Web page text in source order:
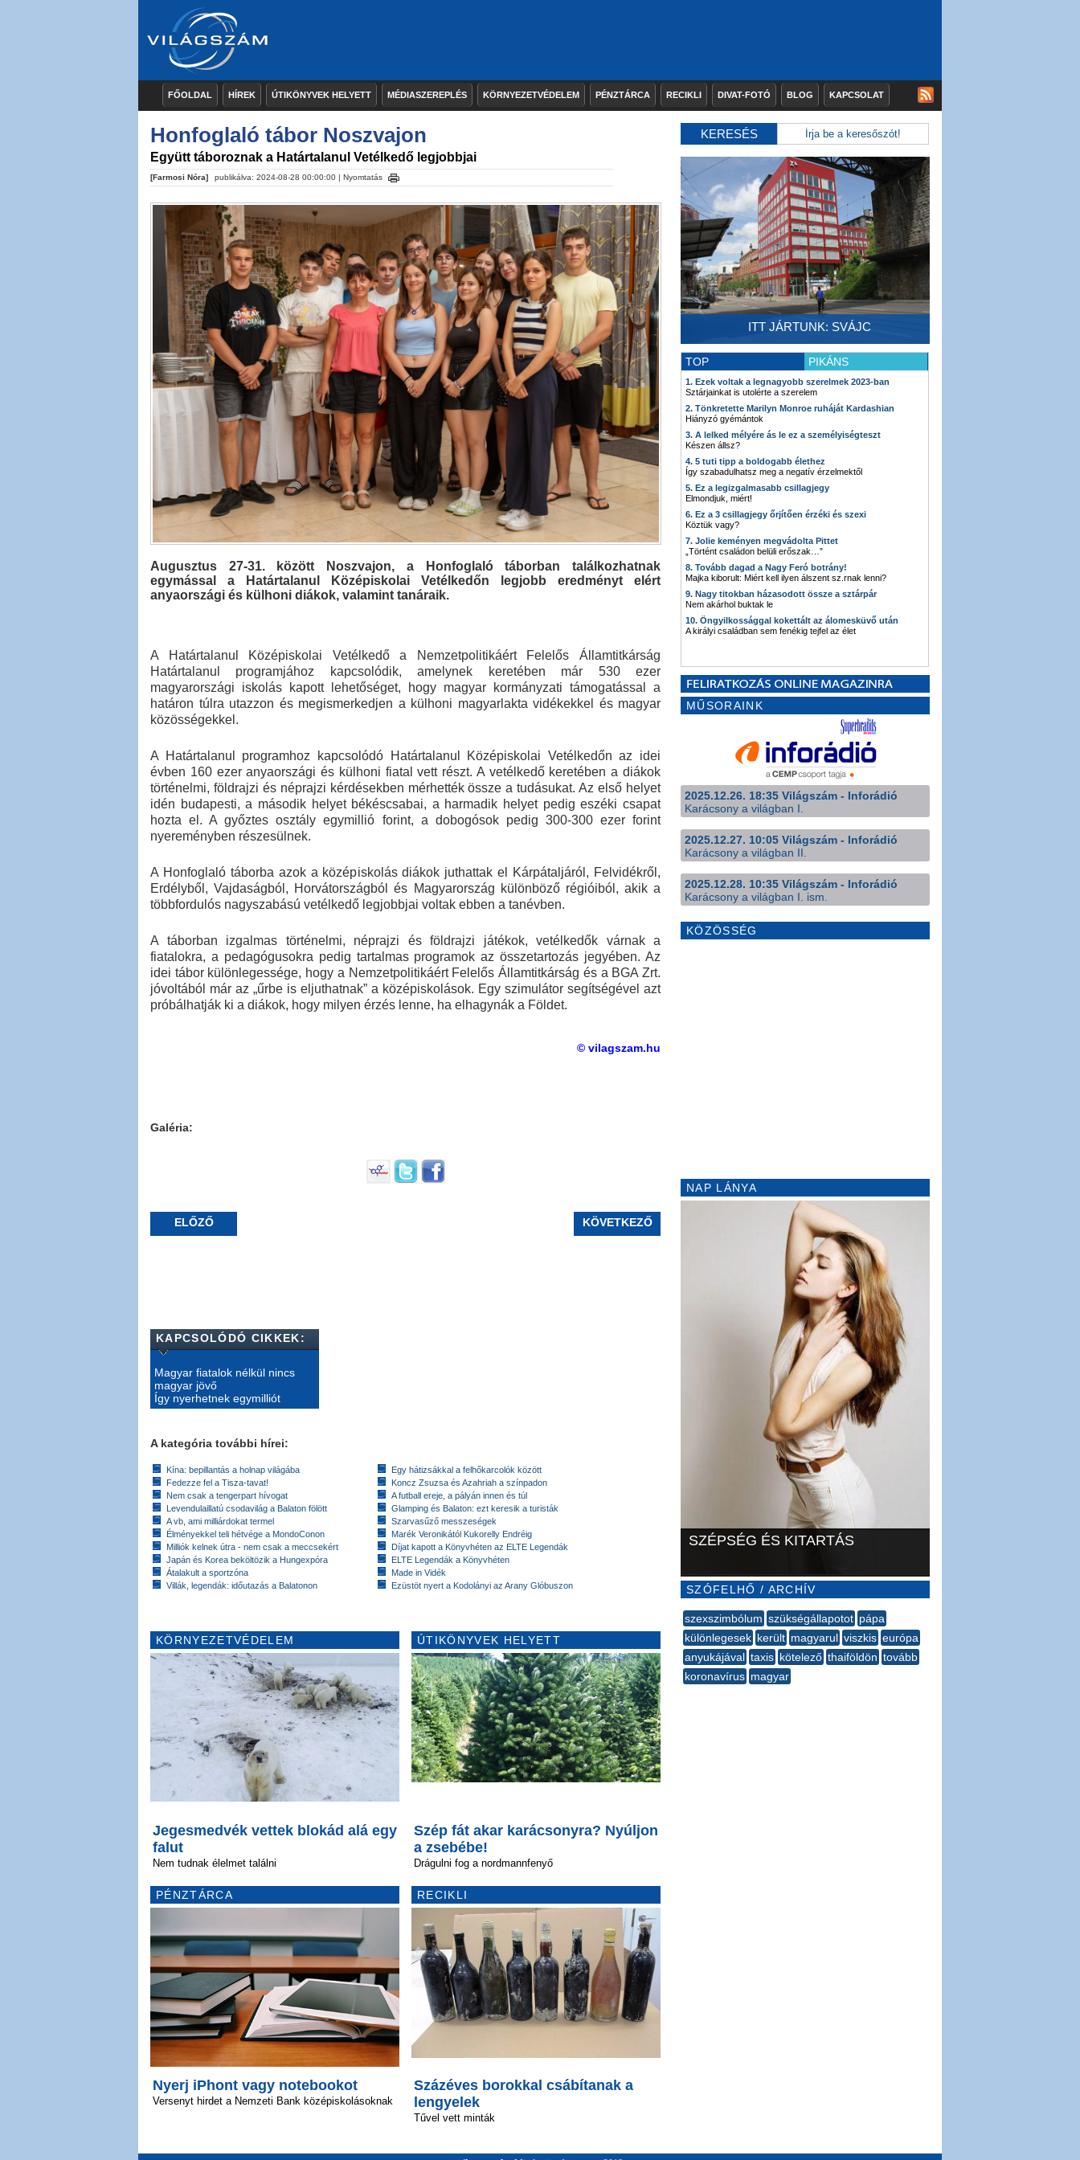
FŐOLDAL HÍREK ÚTIKÖNYVEK HELYETT MÉDIASZEREPLÉS KÖRNYEZETVÉDELEM PÉNZTÁRCA RECIKLI DIVAT-FOTÓ BLOG KAPCSOLAT
Honfoglaló tábor Noszvajon
Együtt táboroznak a Határtalanul Vetélkedő legjobbjai
[Farmosi Nóra] publikálva: 2024-08-28 00:00:00 | Nyomtatás
Augusztus 27-31. között Noszvajon, a Honfoglaló táborban találkozhatnak
egymással a Határtalanul Középiskolai Vetélkedőn legjobb eredményt elért
anyaországi és külhoni diákok, valamint tanáraik.
A Határtalanul Középiskolai Vetélkedő a Nemzetpolitikáért Felelős Államtitkárság
Határtalanul programjához kapcsolódik, amelynek keretében már 530 ezer
magyarországi iskolás kapott lehetőséget, hogy magyar kormányzati támogatással a
határon túlra utazzon és megismerkedjen a külhoni magyarlakta vidékekkel és magyar
közösségekkel.
A Határtalanul programhoz kapcsolódó Határtalanul Középiskolai Vetélkedőn az idei
évben 160 ezer anyaországi és külhoni fiatal vett részt. A vetélkedő keretében a diákok
történelmi, földrajzi és néprajzi kérdésekben mérhették össze a tudásukat. Az első helyet
idén budapesti, a második helyet békéscsabai, a harmadik helyet pedig eszéki csapat
hozta el. A győztes osztály egymillió forint, a dobogósok pedig 300-300 ezer forint
nyereményben részesülnek.
A Honfoglaló táborba azok a középiskolás diákok juthattak el Kárpátaljáról, Felvidékről,
Erdélyből, Vajdaságból, Horvátországból és Magyarország különböző régióiból, akik a
többfordulós nagyszabású vetélkedő legjobbjai voltak ebben a tanévben.
A táborban izgalmas történelmi, néprajzi és földrajzi játékok, vetélkedők várnak a
fiatalokra, a pedagógusokra pedig tartalmas programok az összetartozás jegyében. Az
idei tábor különlegessége, hogy a Nemzetpolitikáért Felelős Államtitkárság és a BGA Zrt.
jóvoltából már az „űrbe is eljuthatnak” a középiskolások. Egy szimulátor segítségével azt
próbálhatják ki a diákok, hogy milyen érzés lenne, ha elhagynák a Földet.
© vilagszam.hu
Galéria:
ELŐZŐ KÖVETKEZŐ
KAPCSOLÓDÓ CIKKEK:
Magyar fiatalok nélkül nincs
magyar jövő
Így nyerhetnek egymilliót
A kategória további hírei:
Kína: bepillantás a holnap világába
Fedezze fel a Tisza-tavat!
Nem csak a tengerpart hívogat
Levendulaillatú csodavilág a Balaton fölött
A vb, ami milliárdokat termel
Élményekkel teli hétvége a MondoConon
Milliók kelnek útra - nem csak a meccsekért
Japán és Korea beköltözik a Hungexpóra
Átalakult a sportzóna
Villák, legendák: időutazás a Balatonon
Egy hátizsákkal a felhőkarcolók között
Koncz Zsuzsa és Azahriah a színpadon
A futball ereje, a pályán innen és túl
Glamping és Balaton: ezt keresik a turisták
Szarvasűző messzeségek
Marék Veronikától Kukorelly Endréig
Díjat kapott a Könyvhéten az ELTE Legendák
ELTE Legendák a Könyvhéten
Made in Vidék
Ezüstöt nyert a Kodolányi az Arany Glóbuszon
KÖRNYEZETVÉDELEM
Jegesmedvék vettek blokád alá egy
falut
Nem tudnak élelmet találni
PÉNZTÁRCA
Nyerj iPhont vagy notebookot
Versenyt hirdet a Nemzeti Bank középiskolásoknak
ÚTIKÖNYVEK HELYETT
Szép fát akar karácsonyra? Nyúljon
a zsebébe!
Drágulni fog a nordmannfenyő
RECIKLI
Százéves borokkal csábítanak a
lengyelek
Tűvel vett minták
KERESÉS
ITT JÁRTUNK: SVÁJC
TOP PIKÁNS
1. Ezek voltak a legnagyobb szerelmek 2023-ban
Sztárjainkat is utolérte a szerelem
2. Tönkretette Marilyn Monroe ruháját Kardashian
Hiányzó gyémántok
3. A lelked mélyére ás le ez a személyiségteszt
Készen állsz?
4. 5 tuti tipp a boldogabb élethez
Így szabadulhatsz meg a negatív érzelmektől
5. Ez a legizgalmasabb csillagjegy
Elmondjuk, miért!
6. Ez a 3 csillagjegy őrjítően érzéki és szexi
Köztük vagy?
7. Jolie keményen megvádolta Pittet
„Történt családon belüli erőszak…”
8. Tovább dagad a Nagy Feró botrány!
Majka kiborult: Miért kell ilyen álszent sz.rnak lenni?
9. Nagy titokban házasodott össze a sztárpár
Nem akárhol buktak le
10. Öngyilkossággal kokettált az álomesküvő után
A királyi családban sem fenékig tejfel az élet
MŰSORAINK
2025.12.26. 18:35 Világszám - Inforádió
Karácsony a világban I.
2025.12.27. 10:05 Világszám - Inforádió
Karácsony a világban II.
2025.12.28. 10:35 Világszám - Inforádió
Karácsony a világban I. ism.
KÖZÖSSÉG
NAP LÁNYA
SZÉPSÉG ÉS KITARTÁS
SZÓFELHŐ / ARCHÍV
szexszimbólum szükségállapotot pápa
különlegesek került magyarul viszkis európa
anyukájával taxis kötelező thaiföldön tovább
koronavírus magyar